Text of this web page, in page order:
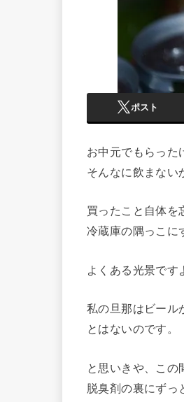
ポスト
お中元でもらった
そんなに飲まない
買ったこと自体を
冷蔵庫の隅っこに
よくある光景です
私の旦那はビール
とはないのです。
と思いきや、この
脱臭剤の裏にずっ